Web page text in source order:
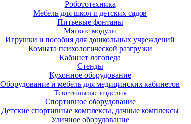
Робототехника
Мебель для школ и детских садов
Питьевые фонтаны
Мягкие модули
Игрушки и пособия для дошкольных учреждений
Комната психологической разгрузки
Кабинет логопеда
Стенды
Кухонное оборудование
Оборудование и мебель для медицинских кабинетов
Текстильные изделия
Спортивное оборудование
Детские спортивные комплексы, дачные комплексы
Уличное оборудование